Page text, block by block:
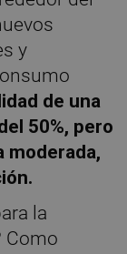
y
de una
50%, pero
moderada,
la
Como